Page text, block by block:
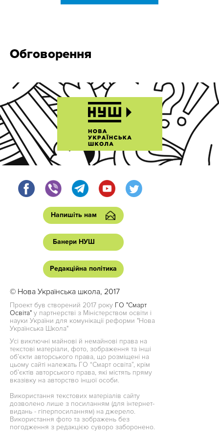
Обговорення
Напишіть нам
Банери НУШ
Редакційна політика
© Нова Українська школа, 2017
Проект був створений 2017 року ГО "Смарт
Освіта" у партнерстві з Міністерством освіти і
науки України для комунікації реформи "Нова
Українська Школа"
Усі виключні майнові й немайнові права на
текстові матеріали, фото, зображення та інші
об’єкти авторського права, що розміщені на
цьому сайті належать ГО “Смарт освіта”, крім
об’єктів авторського права, які містять пряму
вказівку на авторство іншої особи.
Використання текстових матеріалів сайту
дозволено лише з посиланням (для інтернет-
видань - гіперпосиланням) на джерело.
Використання фото та зображень без
погодження з редакцією суворо заборонено.